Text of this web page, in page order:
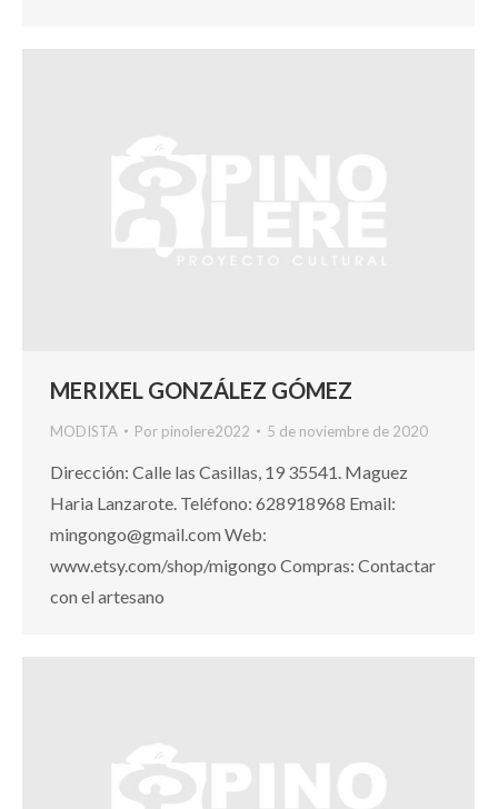
MERIXEL GONZÁLEZ GÓMEZ
MODISTA Por pinolere2022 5 de noviembre de 2020
Dirección: Calle las Casillas, 19 35541. Maguez
Haria Lanzarote. Teléfono: 628918968 Email:
mingongo@gmail.com Web:
www.etsy.com/shop/migongo Compras: Contactar
con el artesano